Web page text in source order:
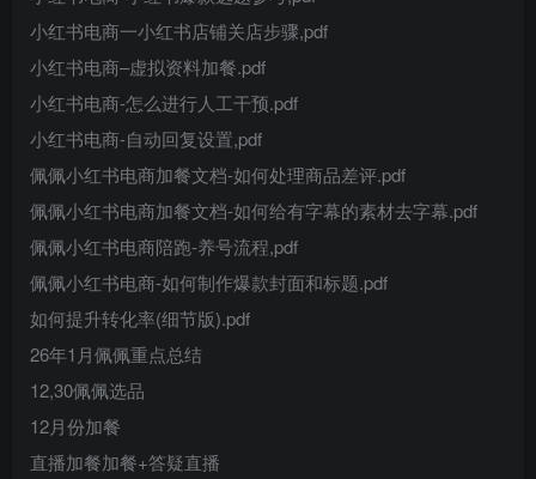
小红书电商一小红书店铺关店步骤,pdf
小红书电商–虚拟资料加餐.pdf
小红书电商-怎么进行人工干预.pdf
小红书电商-自动回复设置,pdf
佩佩小红书电商加餐文档-如何处理商品差评.pdf
佩佩小红书电商加餐文档-如何给有字幕的素材去字幕.pdf
佩佩小红书电商陪跑-养号流程,pdf
佩佩小红书电商-如何制作爆款封面和标题.pdf
如何提升转化率(细节版).pdf
26年1月佩佩重点总结
12,30佩佩选品
12月份加餐
直播加餐加餐+答疑直播